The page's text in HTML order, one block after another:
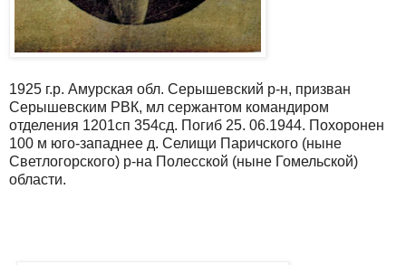
1925 г.р. Амурская обл. Серышевский р-н, призван
Серышевским РВК, мл сержантом командиром
отделения 1201сп 354сд. Погиб 25. 06.1944. Похоронен
100 м юго-западнее д. Селищи Паричского (ныне
Светлогорского) р-на Полесской (ныне Гомельской)
области.